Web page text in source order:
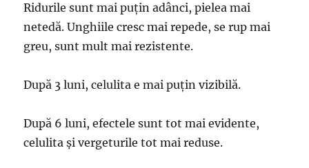
Ridurile sunt mai puțin adânci, pielea mai
netedă. Unghiile cresc mai repede, se rup mai
greu, sunt mult mai rezistente.
După 3 luni, celulita e mai puțin vizibilă.
După 6 luni, efectele sunt tot mai evidente,
celulita și vergeturile tot mai reduse.